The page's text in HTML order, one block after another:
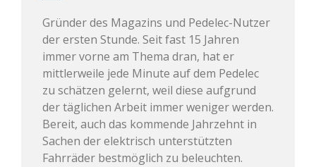
Gründer des Magazins und Pedelec-Nutzer
der ersten Stunde. Seit fast 15 Jahren
immer vorne am Thema dran, hat er
mittlerweile jede Minute auf dem Pedelec
zu schätzen gelernt, weil diese aufgrund
der täglichen Arbeit immer weniger werden.
Bereit, auch das kommende Jahrzehnt in
Sachen der elektrisch unterstützten
Fahrräder bestmöglich zu beleuchten.